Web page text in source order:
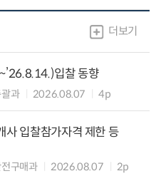
더보기
입찰 동향
과 2026.08.07 4p
사 입찰참가자격 제한 등
구매과 2026.08.07 2p